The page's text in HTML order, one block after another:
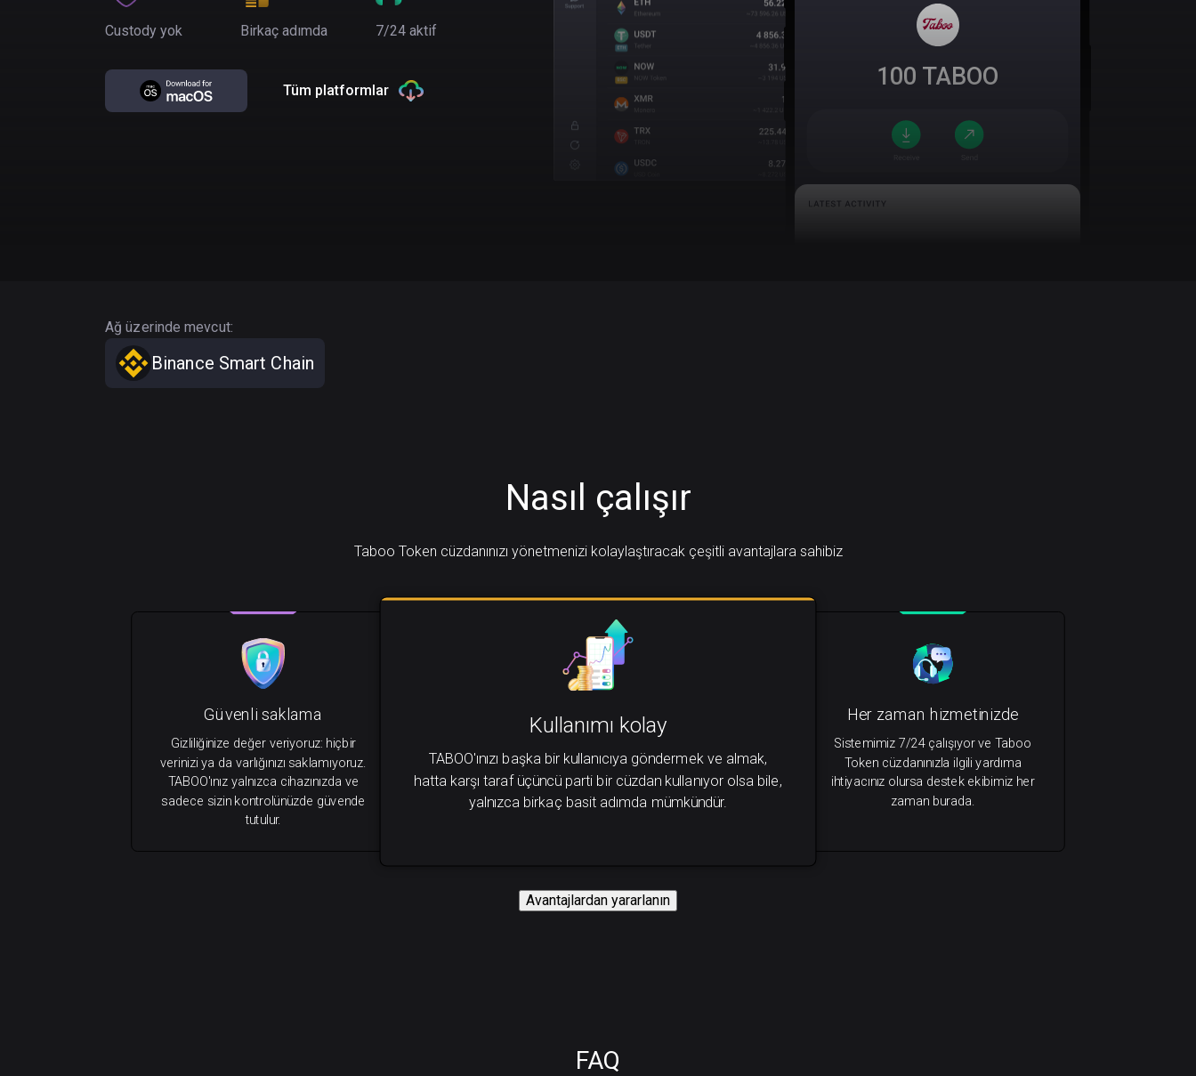
Custody yok Birkaç adımda 7/24 aktif
Tüm platformlar 100 TABOO
Ağ üzerinde mevcut:
Binance Smart Chain
Nasıl çalışır
Taboo Token cüzdanınızı yönetmenizi kolaylaştıracak çeşitli avantajlara sahibiz
Kullanımı kolay
TABOO'ınızı başka bir kullanıcıya göndermek ve almak,
hatta karşı taraf üçüncü parti bir cüzdan kullanıyor olsa bile,
yalnızca birkaç basit adımda mümkündür.
Her zaman hizmetinizde
Sistemimiz 7/24 çalışıyor ve Taboo
Token cüzdanınızla ilgili yardıma
ihtiyacınız olursa destek ekibimiz her
zaman burada.
Güvenli saklama
Gizliliğinize değer veriyoruz: hiçbir
verinizi ya da varlığınızı saklamıyoruz.
TABOO'ınız yalnızca cihazınızda ve
sadece sizin kontrolünüzde güvende
tutulur.
Avantajlardan yararlanın
FAQ